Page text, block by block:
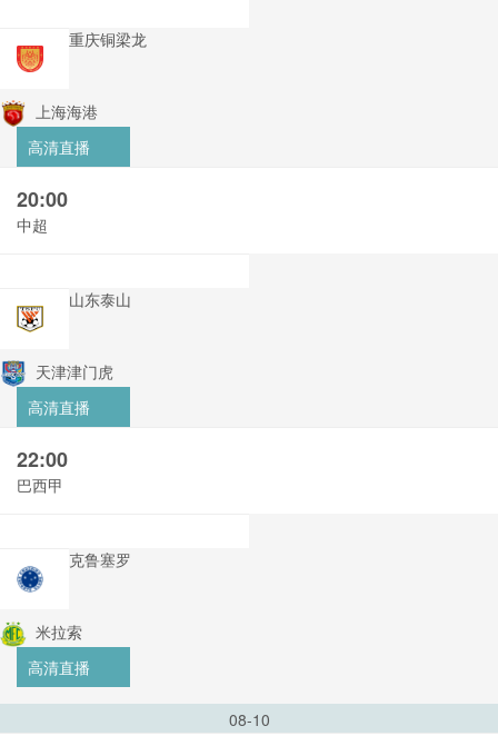
重庆铜梁龙
上海海港
高清直播
20:00
中超
山东泰山
天津津门虎
高清直播
22:00
巴西甲
克鲁塞罗
米拉索
高清直播
08-10